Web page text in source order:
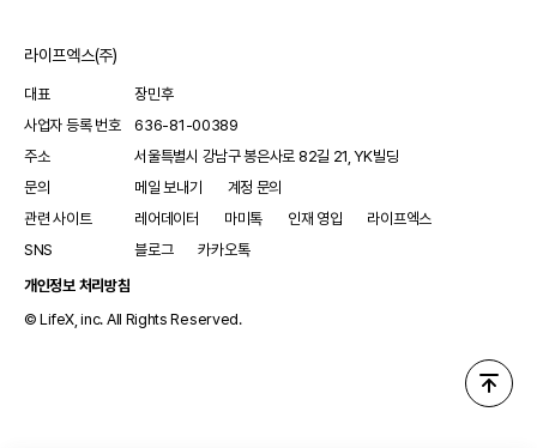
라이프엑스(주)
대표
장민후
사업자 등록 번호
636-81-00389
주소
서울특별시 강남구 봉은사로 82길 21, YK빌딩
문의
메일 보내기
계정 문의
관련 사이트
레어데이터 마미톡 인재 영입
라이프엑스
SNS
블로그
카카오톡
개인정보 처리방침
© LifeX, inc. All Rights Reserved.